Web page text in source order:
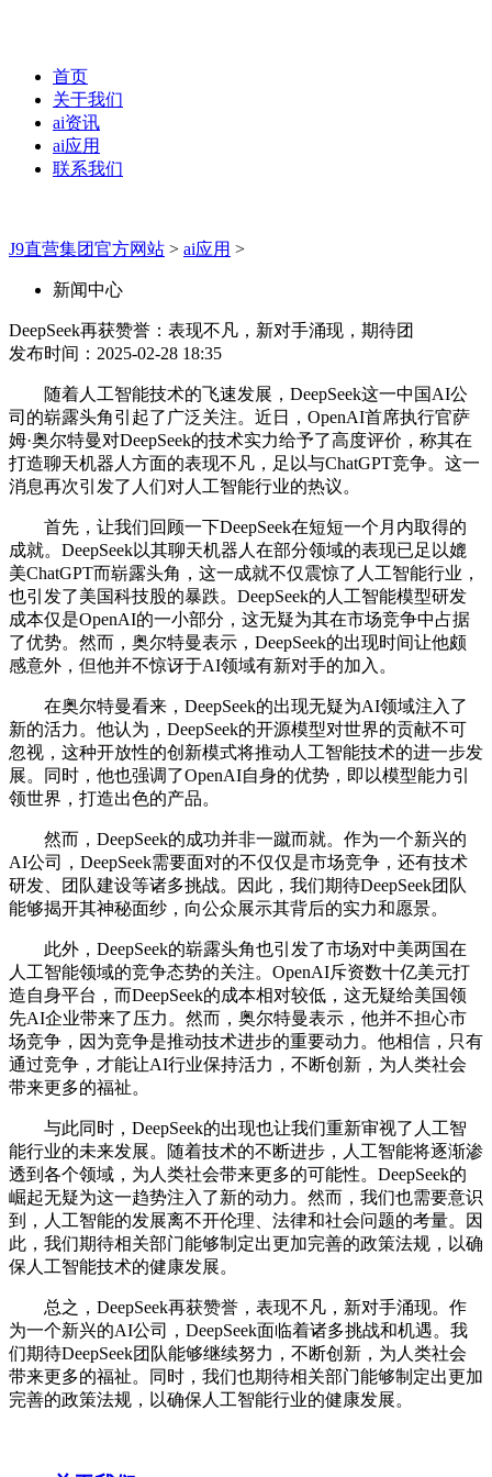
首页
关于我们
ai资讯
ai应用
联系我们
J9直营集团官方网站 > ai应用 >
新闻中心
DeepSeek再获赞誉：表现不凡，新对手涌现，期待团
发布时间：2025-02-28 18:35
随着人工智能技术的飞速发展，DeepSeek这一中国AI公
司的崭露头角引起了广泛关注。近日，OpenAI首席执行官萨
姆·奥尔特曼对DeepSeek的技术实力给予了高度评价，称其在
打造聊天机器人方面的表现不凡，足以与ChatGPT竞争。这一
消息再次引发了人们对人工智能行业的热议。
首先，让我们回顾一下DeepSeek在短短一个月内取得的
成就。DeepSeek以其聊天机器人在部分领域的表现已足以媲
美ChatGPT而崭露头角，这一成就不仅震惊了人工智能行业，
也引发了美国科技股的暴跌。DeepSeek的人工智能模型研发
成本仅是OpenAI的一小部分，这无疑为其在市场竞争中占据
了优势。然而，奥尔特曼表示，DeepSeek的出现时间让他颇
感意外，但他并不惊讶于AI领域有新对手的加入。
在奥尔特曼看来，DeepSeek的出现无疑为AI领域注入了
新的活力。他认为，DeepSeek的开源模型对世界的贡献不可
忽视，这种开放性的创新模式将推动人工智能技术的进一步发
展。同时，他也强调了OpenAI自身的优势，即以模型能力引
领世界，打造出色的产品。
然而，DeepSeek的成功并非一蹴而就。作为一个新兴的
AI公司，DeepSeek需要面对的不仅仅是市场竞争，还有技术
研发、团队建设等诸多挑战。因此，我们期待DeepSeek团队
能够揭开其神秘面纱，向公众展示其背后的实力和愿景。
此外，DeepSeek的崭露头角也引发了市场对中美两国在
人工智能领域的竞争态势的关注。OpenAI斥资数十亿美元打
造自身平台，而DeepSeek的成本相对较低，这无疑给美国领
先AI企业带来了压力。然而，奥尔特曼表示，他并不担心市
场竞争，因为竞争是推动技术进步的重要动力。他相信，只有
通过竞争，才能让AI行业保持活力，不断创新，为人类社会
带来更多的福祉。
与此同时，DeepSeek的出现也让我们重新审视了人工智
能行业的未来发展。随着技术的不断进步，人工智能将逐渐渗
透到各个领域，为人类社会带来更多的可能性。DeepSeek的
崛起无疑为这一趋势注入了新的动力。然而，我们也需要意识
到，人工智能的发展离不开伦理、法律和社会问题的考量。因
此，我们期待相关部门能够制定出更加完善的政策法规，以确
保人工智能技术的健康发展。
总之，DeepSeek再获赞誉，表现不凡，新对手涌现。作
为一个新兴的AI公司，DeepSeek面临着诸多挑战和机遇。我
们期待DeepSeek团队能够继续努力，不断创新，为人类社会
带来更多的福祉。同时，我们也期待相关部门能够制定出更加
完善的政策法规，以确保人工智能行业的健康发展。